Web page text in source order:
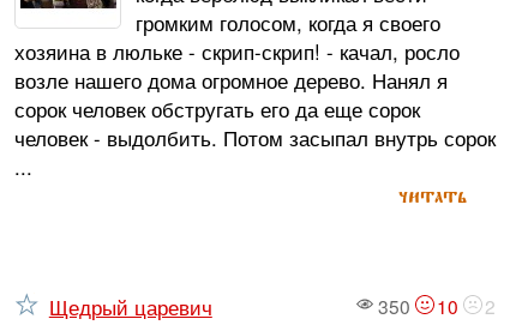
громким голосом, когда я своего
хозяина в люльке - скрип-скрип! - качал, росло
возле нашего дома огромное дерево. Нанял я
сорок человек обстругать его да еще сорок
человек - выдолбить. Потом засыпал внутрь сорок
...
читать
350 10 2
Щедрый царевич